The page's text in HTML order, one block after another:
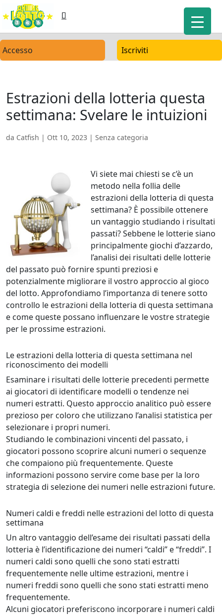
Accesso Iscriviti
Estrazioni della lotteria questa
settimana: Svelare le intuizioni
da Catfish | Ott 10, 2023 | Senza categoria
Vi siete mai chiesti se c’è un
metodo nella follia delle
estrazioni della lotteria di questa
settimana? È possibile ottenere
un vantaggio studiando i risultati
passati? Sebbene le lotterie siano
principalmente giochi d’azzardo,
l’analisi dei risultati delle lotterie
del passato può fornire spunti preziosi e
potenzialmente migliorare il vostro approccio al gioco
del lotto. Approfondiamo l’importanza di tenere sotto
controllo le estrazioni della lotteria di questa settimana
e come queste possano influenzare le vostre strategie
per le prossime estrazioni.
Le estrazioni della lotteria di questa settimana nel
riconoscimento dei modelli
Esaminare i risultati delle lotterie precedenti permette
ai giocatori di identificare modelli o tendenze nei
numeri estratti. Questo approccio analitico può essere
prezioso per coloro che utilizzano l’analisi statistica per
selezionare i propri numeri.
Studiando le combinazioni vincenti del passato, i
giocatori possono scoprire alcuni numeri o sequenze
che compaiono più frequentemente. Queste
informazioni possono servire come base per la loro
strategia di selezione dei numeri nelle estrazioni future.
Numeri caldi e freddi nelle estrazioni del lotto di questa
settimana
Un altro vantaggio dell’esame dei risultati passati della
lotteria è l’identificazione dei numeri “caldi” e “freddi”. I
numeri caldi sono quelli che sono stati estratti
frequentemente nelle ultime estrazioni, mentre i
numeri freddi sono quelli che sono stati estratti meno
frequentemente.
Alcuni giocatori preferiscono incorporare i numeri caldi